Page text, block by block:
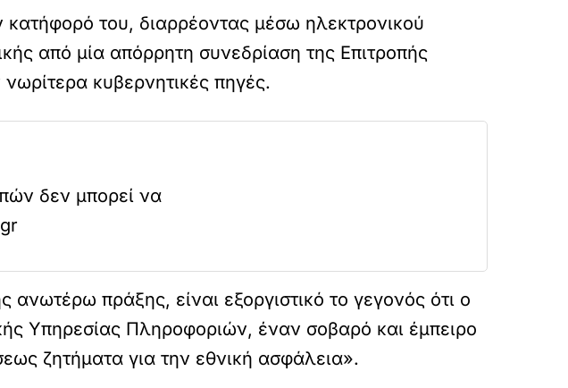
του, διαρρέοντας μέσω ηλεκτρονικού
από μία απόρρητη συνεδρίαση της Επιτροπής
κυβερνητικές πηγές.
δεν μπορεί να
πράξης, είναι εξοργιστικό το γεγονός ότι ο
Υπηρεσίας Πληροφοριών, έναν σοβαρό και έμπειρο
ζητήματα για την εθνική ασφάλεια».